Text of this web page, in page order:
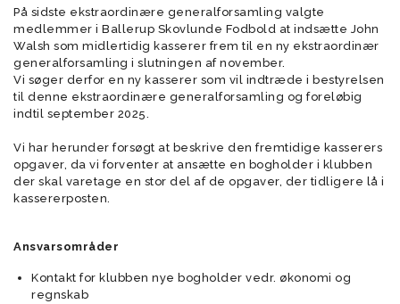
På sidste ekstraordinære generalforsamling valgte
medlemmer i Ballerup Skovlunde Fodbold at indsætte John
Walsh som midlertidig kasserer frem til en ny ekstraordinær
generalforsamling i slutningen af november.
Vi søger derfor en ny kasserer som vil indtræde i bestyrelsen
til denne ekstraordinære generalforsamling og foreløbig
indtil september 2025.
Vi har herunder forsøgt at beskrive den fremtidige kasserers
opgaver, da vi forventer at ansætte en bogholder i klubben
der skal varetage en stor del af de opgaver, der tidligere lå i
kassererposten.
Ansvarsområder
Kontakt for klubben nye bogholder vedr. økonomi og
regnskab